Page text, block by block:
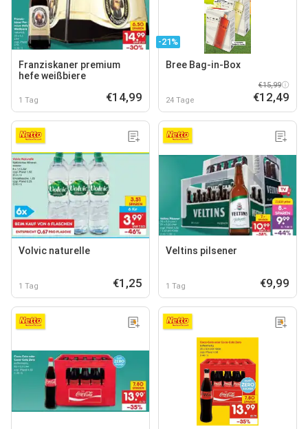
Franziskaner premium
hefe weißbiere
1 Tag €14,99
-21%
Bree Bag-in-Box
24 Tage
€15,99
€12,49
Volvic naturelle
1 Tag €1,25
Veltins pilsener
1 Tag €9,99